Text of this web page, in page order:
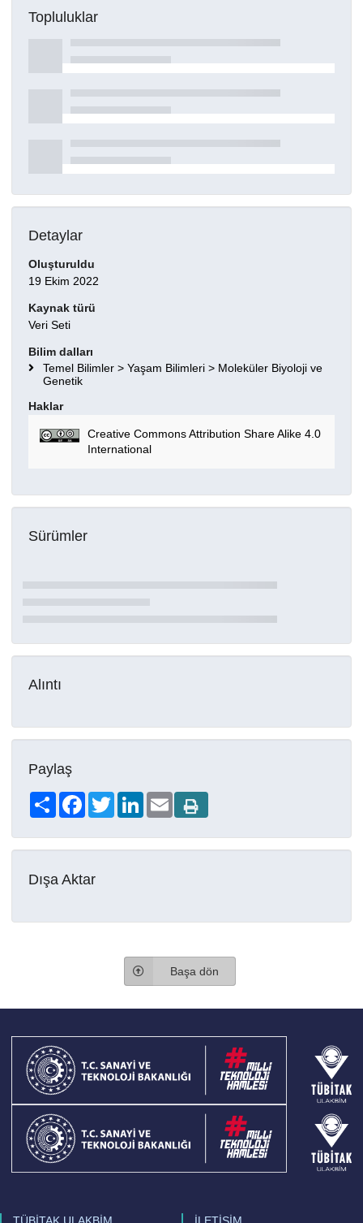
Topluluklar
Detaylar
Oluşturuldu
19 Ekim 2022
Kaynak türü
Veri Seti
Bilim dalları
Temel Bilimler > Yaşam Bilimleri > Moleküler Biyoloji ve
Genetik
Haklar
Creative Commons Attribution Share Alike 4.0
International
Sürümler
Alıntı
Paylaş
Share FacebookTwitterLinkedIn
Email
Dışa Aktar
Başa dön